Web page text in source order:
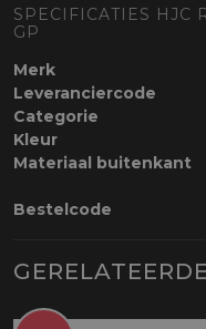
SPECIFICATIES HJC
GP
Merk
Leveranciercode
Categorie
Kleur
Materiaal buitenkant
Bestelcode